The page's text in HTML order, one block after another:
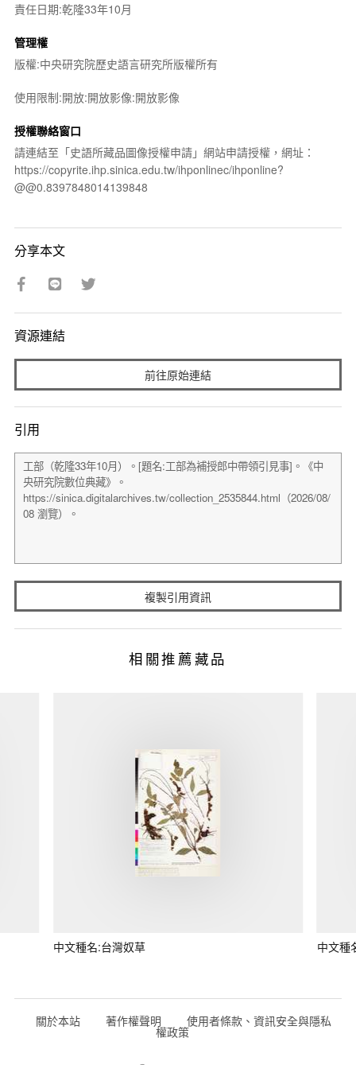
責任日期:乾隆33年10月
管理權
版權:中央研究院歷史語言研究所版權所有
使用限制:開放:開放影像:開放影像
授權聯絡窗口
請連結至「史語所藏品圖像授權申請」網站申請授權，網址：
https://copyrite.ihp.sinica.edu.tw/ihponlinec/ihponline?
@@0.8397848014139848
分享本文
資源連結
前往原始連結
引用
複製引用資訊
相關推薦藏品
中文種名:台灣奴草 中文種
關於本站 著作權聲明 使用者條款、資訊安全與隱私
權政策